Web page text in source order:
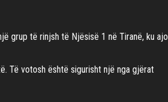
grup të rinjsh të Njësisë 1 në Tiranë, ku ajo
Të votosh është sigurisht një nga gjërat